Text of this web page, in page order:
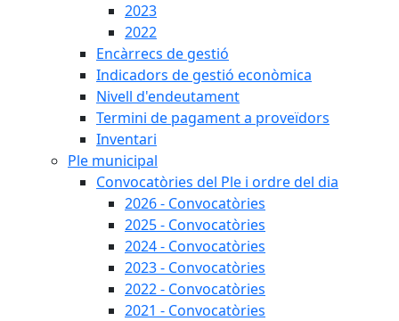
2023
2022
Encàrrecs de gestió
Indicadors de gestió econòmica
Nivell d'endeutament
Termini de pagament a proveïdors
Inventari
Ple municipal
Convocatòries del Ple i ordre del dia
2026 - Convocatòries
2025 - Convocatòries
2024 - Convocatòries
2023 - Convocatòries
2022 - Convocatòries
2021 - Convocatòries